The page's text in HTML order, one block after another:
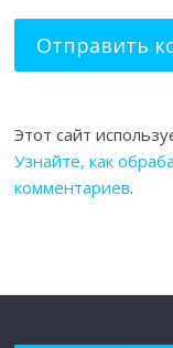
Этот сайт
Узнайте, как
комментариев.